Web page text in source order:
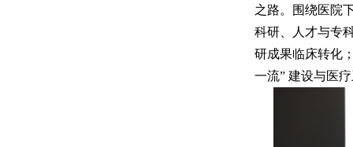
之路。围绕医院
科研、人才与专
研成果临床转化
一流” 建设与医